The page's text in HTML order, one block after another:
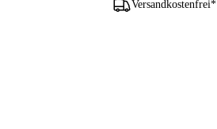
Versandkostenfrei*